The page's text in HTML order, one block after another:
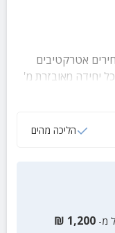
אטרקטיבים
יחידה מאובזרת מ'
הפתוח עם
הליכה מהים
מ- 1,200
₪